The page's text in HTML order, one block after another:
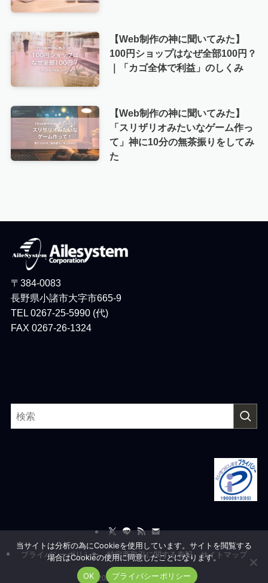
【Web制作の神に聞いてみた】
100円ショップはなぜ全部100円？
｜「カゴ全体で利益」のしくみ
【Web制作の神に聞いてみた】
「スリザリオみたいなゲーム作っ
て」神に10分の無茶振りをしてみ
た
〒384-0083
長野県小諸市大字市665-9
TEL 0267-25-5990 (代)
FAX 0267-26-1324
プライバシーポリシー 特定商取引に関する表記 サイトマップ
© 2026 Ailesystem, co.,Ltd.
当サイトは分析の為にCookieを使用しています。サイトを閲覧する
場合はCookieの使用に同意したことになります。
OK
プライバシーポリシー